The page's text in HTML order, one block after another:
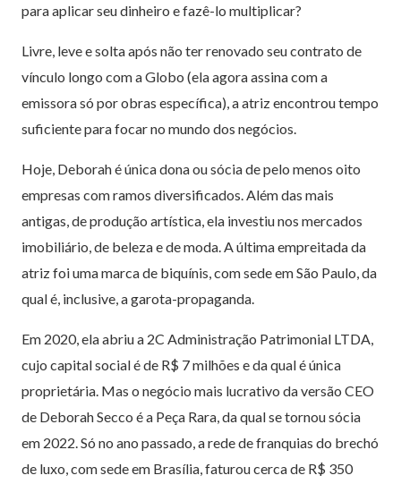
para aplicar seu dinheiro e fazê-lo multiplicar?
Livre, leve e solta após não ter renovado seu contrato de
vínculo longo com a Globo (ela agora assina com a
emissora só por obras específica), a atriz encontrou tempo
suficiente para focar no mundo dos negócios.
Hoje, Deborah é única dona ou sócia de pelo menos oito
empresas com ramos diversificados. Além das mais
antigas, de produção artística, ela investiu nos mercados
imobiliário, de beleza e de moda. A última empreitada da
atriz foi uma marca de biquínis, com sede em São Paulo, da
qual é, inclusive, a garota-propaganda.
Em 2020, ela abriu a 2C Administração Patrimonial LTDA,
cujo capital social é de R$ 7 milhões e da qual é única
proprietária. Mas o negócio mais lucrativo da versão CEO
de Deborah Secco é a Peça Rara, da qual se tornou sócia
em 2022. Só no ano passado, a rede de franquias do brechó
de luxo, com sede em Brasília, faturou cerca de R$ 350